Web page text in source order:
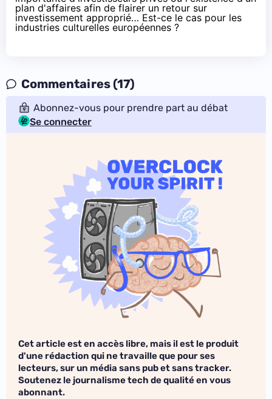
plan d'affaires afin de flairer un retour sur
investissement approprié… Est-ce le cas pour les
industries culturelles européennes ?
Commentaires (17)
Abonnez-vous pour prendre part au débat
Se connecter
Cet article est en accès libre, mais il est le produit
d'une rédaction qui ne travaille que pour ses
lecteurs, sur un média sans pub et sans tracker.
Soutenez le journalisme tech de qualité en vous
abonnant.